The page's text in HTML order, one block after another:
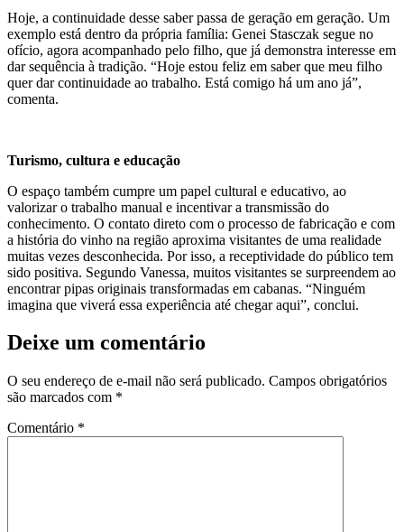
Hoje, a continuidade desse saber passa de geração em geração. Um
exemplo está dentro da própria família: Genei Stasczak segue no
ofício, agora acompanhado pelo filho, que já demonstra interesse em
dar sequência à tradição. “Hoje estou feliz em saber que meu filho
quer dar continuidade ao trabalho. Está comigo há um ano já”,
comenta.
Turismo, cultura e educação
O espaço também cumpre um papel cultural e educativo, ao
valorizar o trabalho manual e incentivar a transmissão do
conhecimento. O contato direto com o processo de fabricação e com
a história do vinho na região aproxima visitantes de uma realidade
muitas vezes desconhecida. Por isso, a receptividade do público tem
sido positiva. Segundo Vanessa, muitos visitantes se surpreendem ao
encontrar pipas originais transformadas em cabanas. “Ninguém
imagina que viverá essa experiência até chegar aqui”, conclui.
Deixe um comentário
O seu endereço de e-mail não será publicado. Campos obrigatórios
são marcados com *
Comentário *